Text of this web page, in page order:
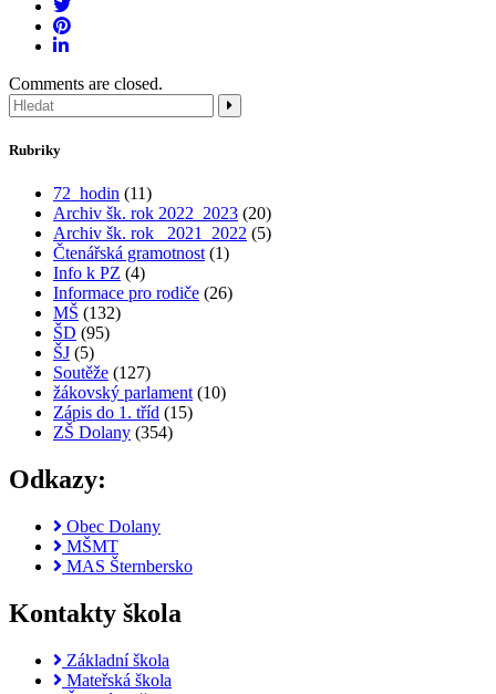
Comments are closed.
Rubriky
72_hodin (11)
Archiv šk. rok 2022_2023 (20)
Archiv šk. rok_ 2021_2022 (5)
Čtenářská gramotnost (1)
Info k PZ (4)
Informace pro rodiče (26)
MŠ (132)
ŠD (95)
ŠJ (5)
Soutěže (127)
žákovský parlament (10)
Zápis do 1. tříd (15)
ZŠ Dolany (354)
Odkazy:
Obec Dolany
MŠMT
MAS Šternbersko
Kontakty škola
Základní škola
Mateřská škola